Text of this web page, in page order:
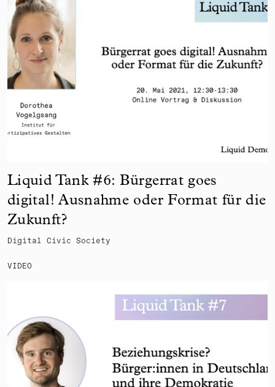
Liquid Tank #6: Bürgerrat goes
digital! Ausnahme oder Format für die
Zukunft?
Digital Civic Society
VIDEO